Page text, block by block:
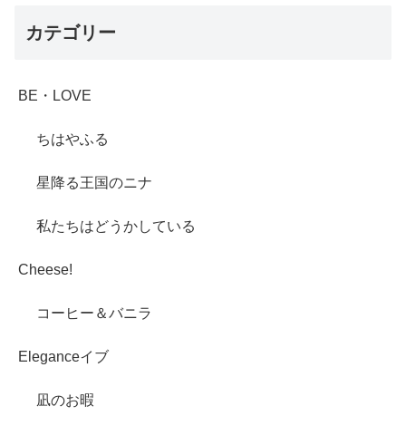
カテゴリー
BE・LOVE
ちはやふる
星降る王国のニナ
私たちはどうかしている
Cheese!
コーヒー＆バニラ
Eleganceイブ
凪のお暇